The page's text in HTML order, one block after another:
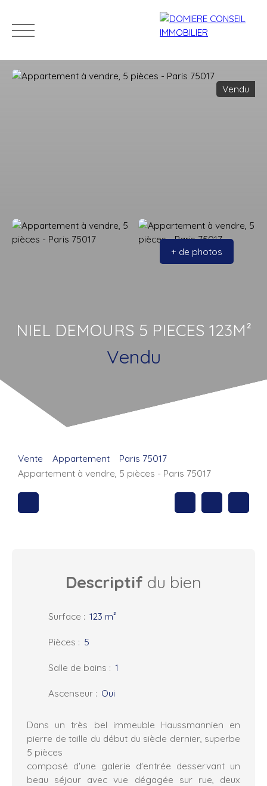
Vendu
+ de photos
NIEL DEMOURS 5 PIECES 123M²
Vendu
Vente Appartement
Paris 75017
Appartement à vendre, 5 pièces - Paris 75017
Descriptif du bien
Surface : 123 m²
Pièces : 5
Salle de bains : 1
Ascenseur : Oui
Dans un très bel immeuble Haussmannien en
pierre de taille du début du siècle dernier, superbe
5 pièces
composé d'une galerie d'entrée desservant un
beau séjour avec vue dégagée sur rue, deux